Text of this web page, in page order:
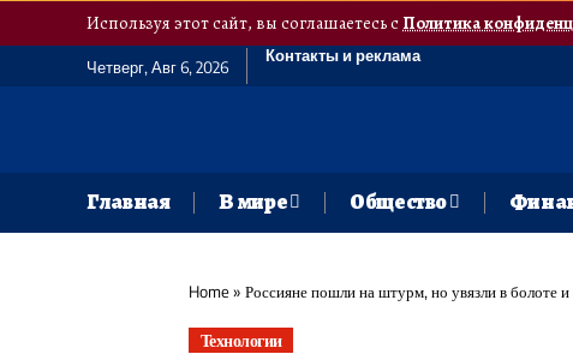
Используя этот сайт, вы соглашаетесь сПолитика
Четверг, Авг 6, 2026
Контакты и реклама
Главная В мире Общество
Home» Россияне пошли на штурм, но увязли в болоте
Технологии